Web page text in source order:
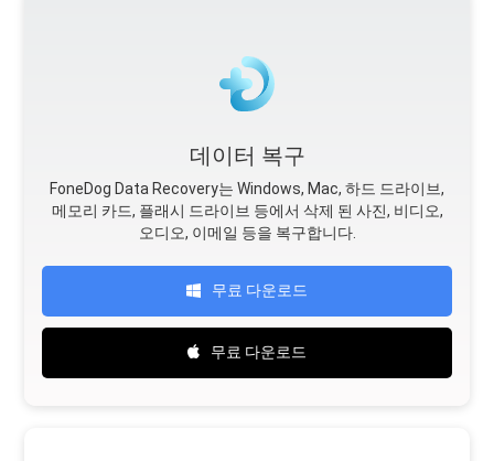
데이터 복구
FoneDog Data Recovery는 Windows, Mac, 하드 드라이브,
메모리 카드, 플래시 드라이브 등에서 삭제 된 사진, 비디오,
오디오, 이메일 등을 복구합니다.
무료 다운로드
무료 다운로드